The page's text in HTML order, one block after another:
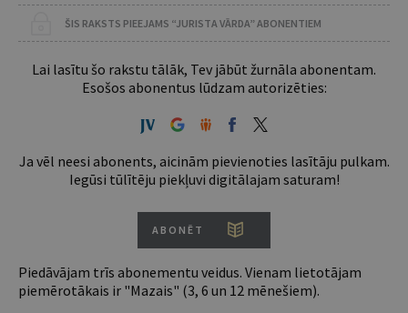
ŠIS RAKSTS PIEEJAMS “JURISTA VĀRDA” ABONENTIEM
Lai lasītu šo rakstu tālāk, Tev jābūt žurnāla abonentam.
Esošos abonentus lūdzam autorizēties:
Ja vēl neesi abonents, aicinām pievienoties lasītāju pulkam.
Iegūsi tūlītēju piekļuvi digitālajam saturam!
ABONĒT
Piedāvājam trīs abonementu veidus. Vienam lietotājam
piemērotākais ir "Mazais" (3, 6 un 12 mēnešiem).